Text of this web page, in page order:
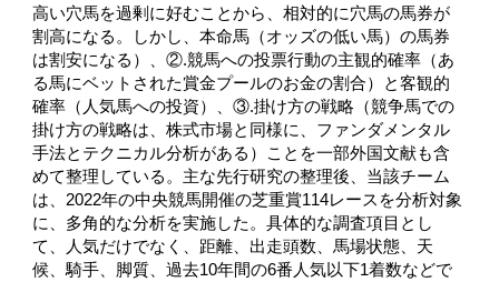
高い穴馬を過剰に好むことから、相対的に穴馬の馬券が
割高になる。しかし、本命馬（オッズの低い馬）の馬券
は割安になる）、②.競馬への投票行動の主観的確率（あ
る馬にベットされた賞金プールのお金の割合）と客観的
確率（人気馬への投資）、③.掛け方の戦略（競争馬での
掛け方の戦略は、株式市場と同様に、ファンダメンタル
手法とテクニカル分析がある）ことを一部外国文献も含
めて整理している。主な先行研究の整理後、当該チーム
は、2022年の中央競馬開催の芝重賞114レースを分析対象
に、多角的な分析を実施した。具体的な調査項目とし
て、人気だけでなく、距離、出走頭数、馬場状態、天
候、騎手、脚質、過去10年間の6番人気以下1着数などで